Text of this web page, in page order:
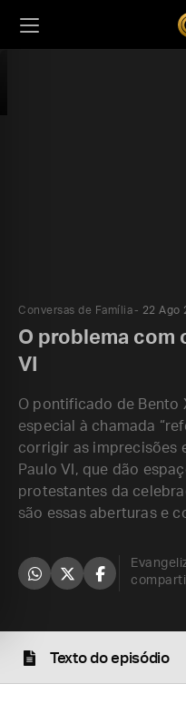
Conversas de Família 22 Ago
O problema com
VI
O pontificado de Bento
especial à chamada
corrigir as imprecisões
Paulo VI, que dão
protestantes da
são essas aberturas e
Texto do episódio